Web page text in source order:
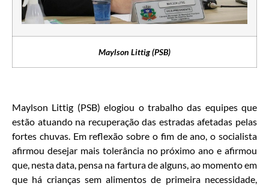
Maylson Littig (PSB)
Maylson Littig (PSB) elogiou o trabalho das equipes que
estão atuando na recuperação das estradas afetadas pelas
fortes chuvas. Em reflexão sobre o fim de ano, o socialista
afirmou desejar mais tolerância no próximo ano e afirmou
que, nesta data, pensa na fartura de alguns, ao momento em
que há crianças sem alimentos de primeira necessidade,